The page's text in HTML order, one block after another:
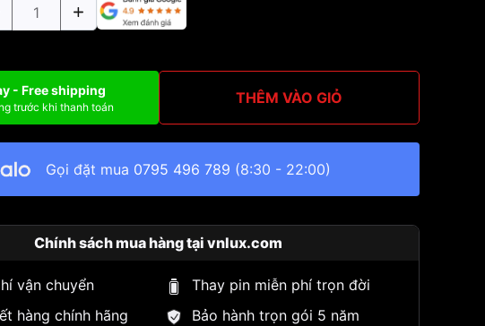
- Free shipping
trước khi thanh toán THÊM VÀO GIỎ
Gọi đặt mua 0795 496 789 (8:30 - 22:00)
Chính sách mua hàng tại vnlux.com
vận chuyển
Thay pin miễn phí trọn đời
hàng chính hãng
Bảo hành trọn gói 5 năm